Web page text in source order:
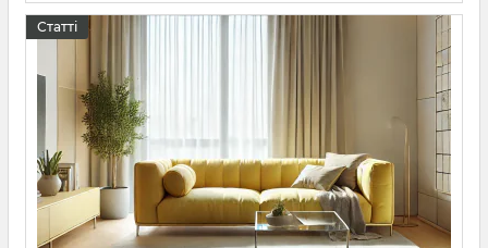
Статті